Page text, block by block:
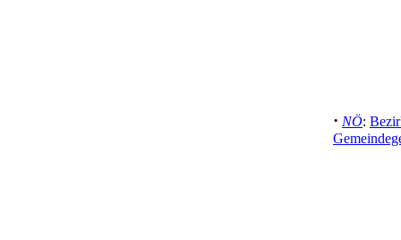
· NÖ: